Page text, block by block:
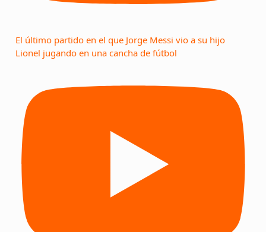
El último partido en el que Jorge Messi vio a su hijo
Lionel jugando en una cancha de fútbol